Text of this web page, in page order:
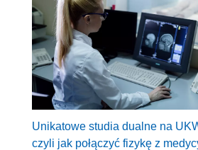
Unikatowe studia dualne na
czyli jak połączyć fizykę z